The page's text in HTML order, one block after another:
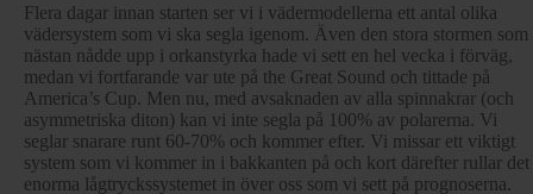
Flera dagar innan starten ser vi i vädermodellerna ett antal olika
vädersystem som vi ska segla igenom. Även den stora stormen som
nästan nådde upp i orkanstyrka hade vi sett en hel vecka i förväg,
medan vi fortfarande var ute på the Great Sound och tittade på
America’s Cup. Men nu, med avsaknaden av alla spinnakrar (och
asymmetriska diton) kan vi inte segla på 100% av polarerna. Vi
seglar snarare runt 60-70% och kommer efter. Vi missar ett viktigt
system som vi kommer in i bakkanten på och kort därefter rullar det
enorma lågtryckssystemet in över oss som vi sett på prognoserna.